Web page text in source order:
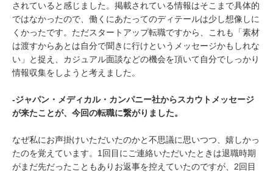
されていると感じました。掲載されている情報はそこまで具体的
ではなかったので、働くにあたってのディテールは少し想像しに
くかったです。ただスタートアップ転職ですから、これも「素材
は渡すからあとは自分で聞きに行けというメッセージかもしれな
い」と捉え、カジュアル面談などの機会を頂いて自分でしっかり
情報収集をしようと考えました。
‐ジャパン・メディカル・カンパニー社からスカウトメッセージ
が来たことが、今回の転職に繋がりました。
なぜ私にお声掛けいただいたのかと不思議に思いつつ、嬉しかっ
たのを覚えています。1回目にご連絡いただいたときは退職時期
がまだ先だったこともありお返事を控えていたのですが、2回目